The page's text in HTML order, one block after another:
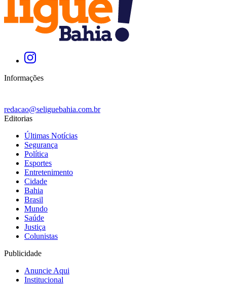
Informações
redacao@seliguebahia.com.br
Editorias
Últimas Notícias
Segurança
Política
Esportes
Entretenimento
Cidade
Bahia
Brasil
Mundo
Saúde
Justiça
Colunistas
Publicidade
Anuncie Aqui
Institucional